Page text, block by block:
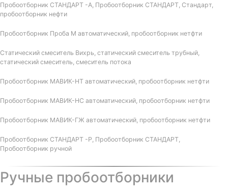
Пробоотборник СТАНДАРТ -А, Пробоотборник СТАНДАРТ, Стандарт,
пробоотборник нефти
Пробоотборник Проба М автоматический, пробоотборник нетфти
Статический смеситель Вихрь, статический смеситель трубный,
статический смеситель, смеситель потока
Пробоотборник МАВИК-НТ автоматический, пробоотборник нетфти
Пробоотборник МАВИК-НС автоматический, пробоотборник нетфти
Пробоотборник МАВИК-ГЖ автоматический, пробоотборник нетфти
Пробоотборник СТАНДАРТ -Р, Пробоотборник СТАНДАРТ,
Пробоотборник ручной
Ручные пробоотборники